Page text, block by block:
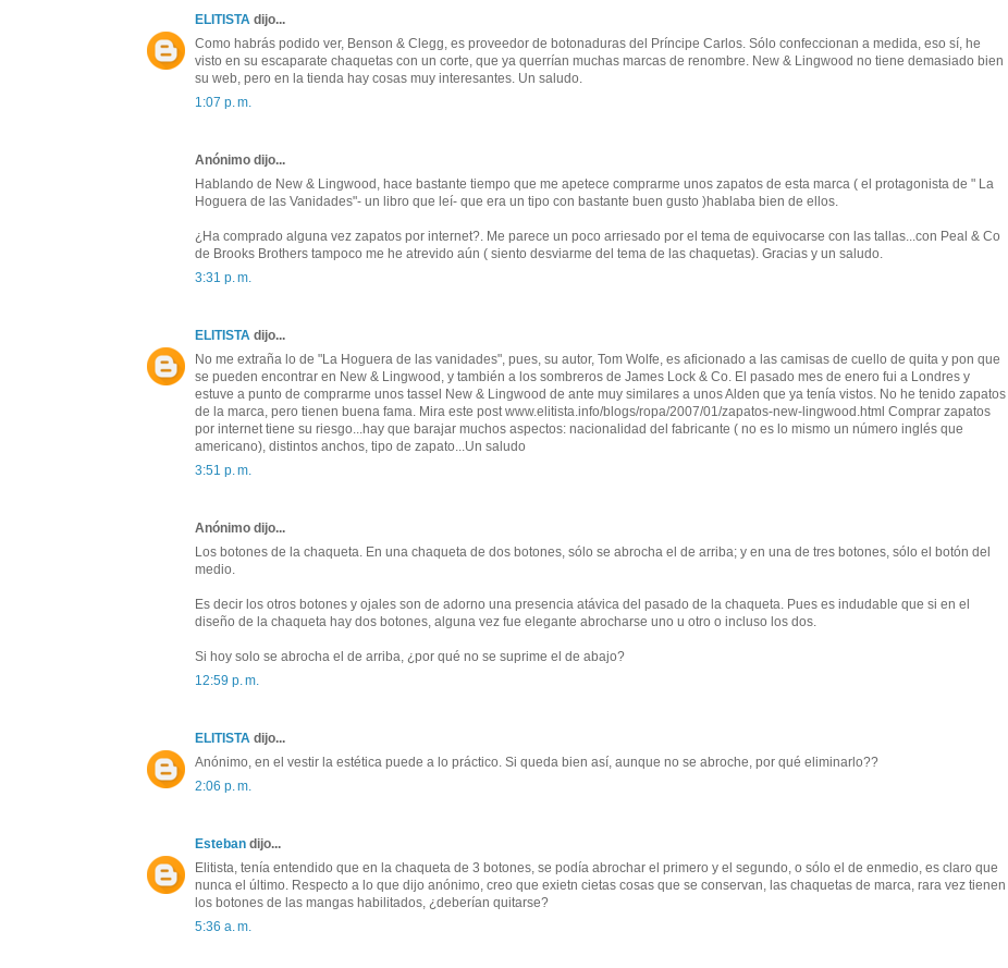
ELITISTA dijo...
Como habrás podido ver, Benson & Clegg, es proveedor de botonaduras del Príncipe Carlos. Sólo confeccionan a medida, eso sí, he
visto en su escaparate chaquetas con un corte, que ya querrían muchas marcas de renombre. New & Lingwood no tiene demasiado bien
su web, pero en la tienda hay cosas muy interesantes. Un saludo.
1:07 p. m.
Anónimo dijo...
Hablando de New & Lingwood, hace bastante tiempo que me apetece comprarme unos zapatos de esta marca ( el protagonista de " La
Hoguera de las Vanidades"- un libro que leí- que era un tipo con bastante buen gusto )hablaba bien de ellos.
¿Ha comprado alguna vez zapatos por internet?. Me parece un poco arriesado por el tema de equivocarse con las tallas...con Peal & Co
de Brooks Brothers tampoco me he atrevido aún ( siento desviarme del tema de las chaquetas). Gracias y un saludo.
3:31 p. m.
ELITISTA dijo...
No me extraña lo de "La Hoguera de las vanidades", pues, su autor, Tom Wolfe, es aficionado a las camisas de cuello de quita y pon que
se pueden encontrar en New & Lingwood, y también a los sombreros de James Lock & Co. El pasado mes de enero fui a Londres y
estuve a punto de comprarme unos tassel New & Lingwood de ante muy similares a unos Alden que ya tenía vistos. No he tenido zapatos
de la marca, pero tienen buena fama. Mira este post www.elitista.info/blogs/ropa/2007/01/zapatos-new-lingwood.html Comprar zapatos
por internet tiene su riesgo...hay que barajar muchos aspectos: nacionalidad del fabricante ( no es lo mismo un número inglés que
americano), distintos anchos, tipo de zapato...Un saludo
3:51 p. m.
Anónimo dijo...
Los botones de la chaqueta. En una chaqueta de dos botones, sólo se abrocha el de arriba; y en una de tres botones, sólo el botón del
medio.
Es decir los otros botones y ojales son de adorno una presencia atávica del pasado de la chaqueta. Pues es indudable que si en el
diseño de la chaqueta hay dos botones, alguna vez fue elegante abrocharse uno u otro o incluso los dos.
Si hoy solo se abrocha el de arriba, ¿por qué no se suprime el de abajo?
12:59 p. m.
ELITISTA dijo...
Anónimo, en el vestir la estética puede a lo práctico. Si queda bien así, aunque no se abroche, por qué eliminarlo??
2:06 p. m.
Esteban dijo...
Elitista, tenía entendido que en la chaqueta de 3 botones, se podía abrochar el primero y el segundo, o sólo el de enmedio, es claro que
nunca el último. Respecto a lo que dijo anónimo, creo que exietn cietas cosas que se conservan, las chaquetas de marca, rara vez tienen
los botones de las mangas habilitados, ¿deberían quitarse?
5:36 a. m.